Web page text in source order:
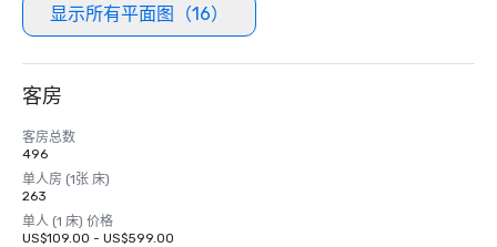
显示所有平面图（16）
客房
客房总数
496
单人房 (1张 床)
263
单人 (1 床) 价格
US$109.00 - US$599.00